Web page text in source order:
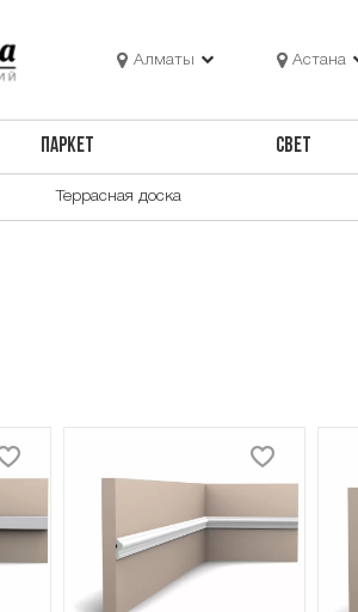
Алматы Астана
ПАРКЕТ СВЕТ
Террасная доска